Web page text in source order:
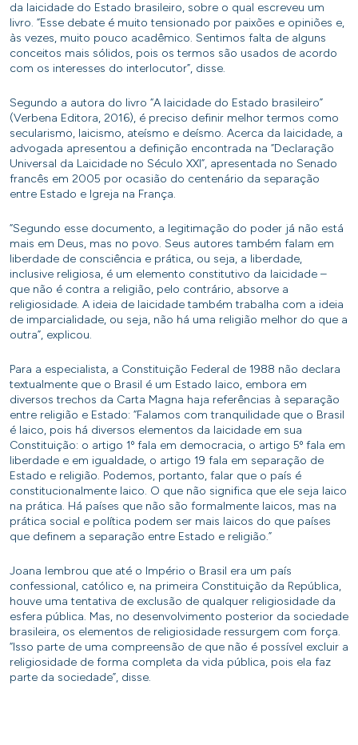
da laicidade do Estado brasileiro, sobre o qual escreveu um
livro. “Esse debate é muito tensionado por paixões e opiniões e,
às vezes, muito pouco acadêmico. Sentimos falta de alguns
conceitos mais sólidos, pois os termos são usados de acordo
com os interesses do interlocutor”, disse.
Segundo a autora do livro “A laicidade do Estado brasileiro”
(Verbena Editora, 2016), é preciso definir melhor termos como
secularismo, laicismo, ateísmo e deísmo. Acerca da laicidade, a
advogada apresentou a definição encontrada na “Declaração
Universal da Laicidade no Século XXI”, apresentada no Senado
francês em 2005 por ocasião do centenário da separação
entre Estado e Igreja na França.
“Segundo esse documento, a legitimação do poder já não está
mais em Deus, mas no povo. Seus autores também falam em
liberdade de consciência e prática, ou seja, a liberdade,
inclusive religiosa, é um elemento constitutivo da laicidade –
que não é contra a religião, pelo contrário, absorve a
religiosidade. A ideia de laicidade também trabalha com a ideia
de imparcialidade, ou seja, não há uma religião melhor do que a
outra”, explicou.
Para a especialista, a Constituição Federal de 1988 não declara
textualmente que o Brasil é um Estado laico, embora em
diversos trechos da Carta Magna haja referências à separação
entre religião e Estado: “Falamos com tranquilidade que o Brasil
é laico, pois há diversos elementos da laicidade em sua
Constituição: o artigo 1º fala em democracia, o artigo 5º fala em
liberdade e em igualdade, o artigo 19 fala em separação de
Estado e religião. Podemos, portanto, falar que o país é
constitucionalmente laico. O que não significa que ele seja laico
na prática. Há países que não são formalmente laicos, mas na
prática social e política podem ser mais laicos do que países
que definem a separação entre Estado e religião.”
Joana lembrou que até o Império o Brasil era um país
confessional, católico e, na primeira Constituição da República,
houve uma tentativa de exclusão de qualquer religiosidade da
esfera pública. Mas, no desenvolvimento posterior da sociedade
brasileira, os elementos de religiosidade ressurgem com força.
“Isso parte de uma compreensão de que não é possível excluir a
religiosidade de forma completa da vida pública, pois ela faz
parte da sociedade”, disse.